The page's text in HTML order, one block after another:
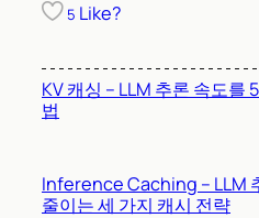
5 Like?
KV 캐싱 – LLM 추론 속도를
법
Inference Caching – LLM
줄이는 세 가지 캐시 전략